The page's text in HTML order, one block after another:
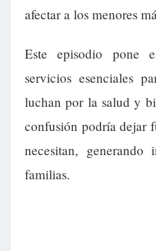
afectar a los menores
Este episodio pone
servicios esenciales
luchan por la salud y
confusión podría dejar
necesitan, generando
familias.